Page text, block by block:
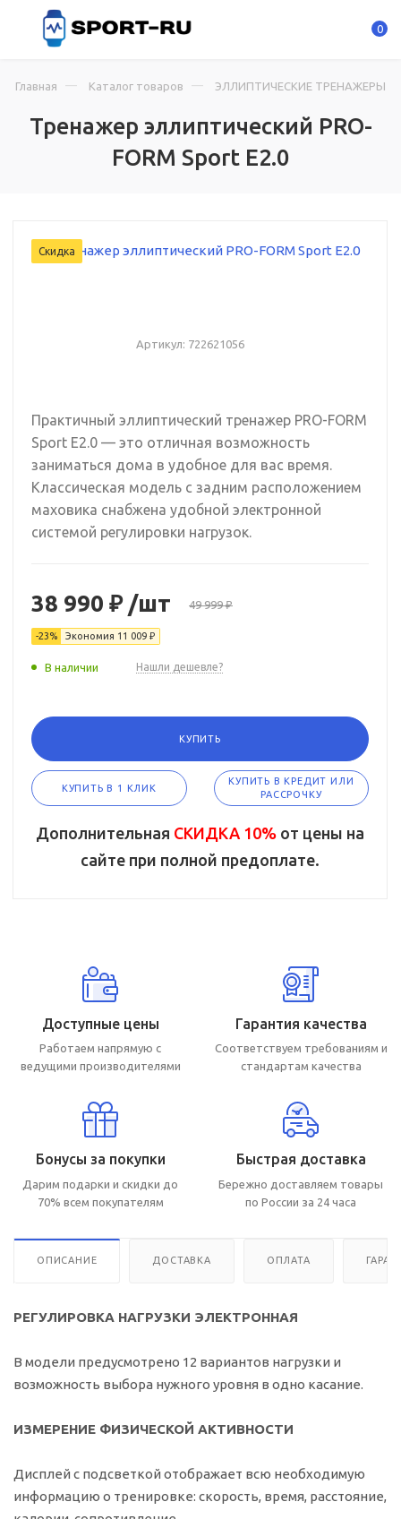
0
Тренажер эллиптический PRO-
FORM Sport E2.0
Главная Каталог товаров ЭЛЛИПТИЧЕСКИЕ ТРЕНАЖЕРЫ
Скидка
Артикул: 722621056
Практичный эллиптический тренажер PRO-FORM
Sport E2.0 — это отличная возможность
заниматься дома в удобное для вас время.
Классическая модель с задним расположением
маховика снабжена удобной электронной
системой регулировки нагрузок.
38 990 ₽/шт 49 999 ₽
-23% Экономия 11 009 ₽
В наличии Нашли дешевле?
КУПИТЬ
КУПИТЬ В 1 КЛИК
КУПИТЬ В КРЕДИТ ИЛИ
РАССРОЧКУ
Дополнительная СКИДКА 10% от цены на
сайте при полной предоплате.
Доступные цены
Работаем напрямую с
ведущими производителями
Гарантия качества
Соответствуем требованиям и
стандартам качества
Бонусы за покупки
Дарим подарки и скидки до
70% всем покупателям
Быстрая доставка
Бережно доставляем товары
по России за 24 часа
ОПИСАНИЕ ДОСТАВКА ОПЛАТА
РЕГУЛИРОВКА НАГРУЗКИ ЭЛЕКТРОННАЯ
В модели предусмотрено 12 вариантов нагрузки и
возможность выбора нужного уровня в одно касание.
ИЗМЕРЕНИЕ ФИЗИЧЕСКОЙ АКТИВНОСТИ
Дисплей с подсветкой отображает всю необходимую
информацию о тренировке: скорость, время, расстояние,